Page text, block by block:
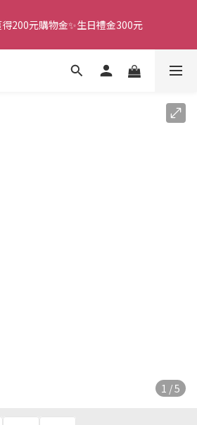
全館滿千免運
200元購物金✨生日禮金300元
1 / 5